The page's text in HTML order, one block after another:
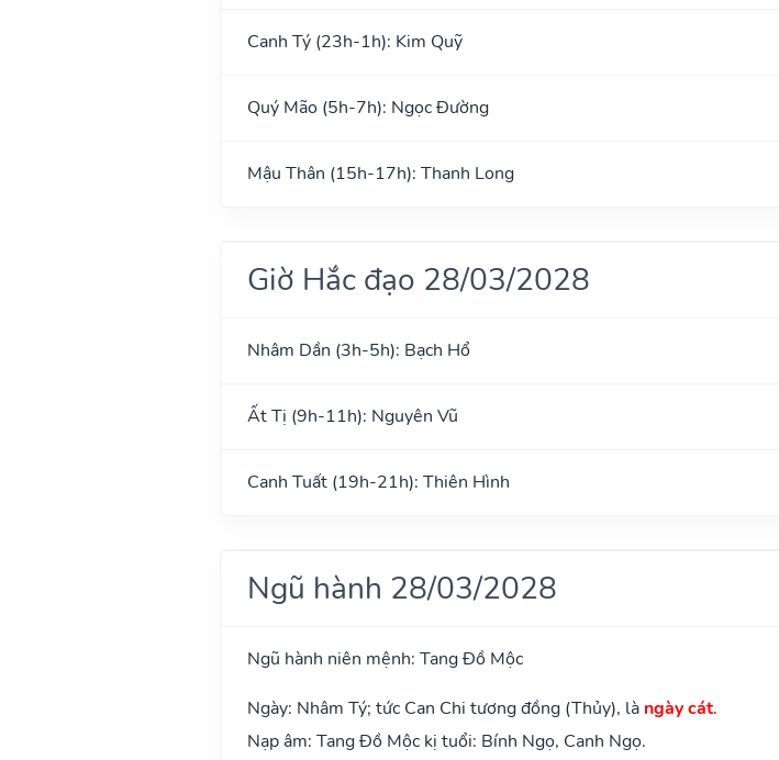
Canh Tý (23h-1h): Kim Quỹ
Quý Mão (5h-7h): Ngọc Đường
Mậu Thân (15h-17h): Thanh Long
Giờ Hắc đạo 28/03/2028
Nhâm Dần (3h-5h): Bạch Hổ
Ất Tị (9h-11h): Nguyên Vũ
Canh Tuất (19h-21h): Thiên Hình
Ngũ hành 28/03/2028
Ngũ hành niên mệnh: Tang Đồ Mộc
Ngày: Nhâm Tý; tức Can Chi tương đồng (Thủy), là ngày cát.
Nạp âm: Tang Đồ Mộc kị tuổi: Bính Ngọ, Canh Ngọ.